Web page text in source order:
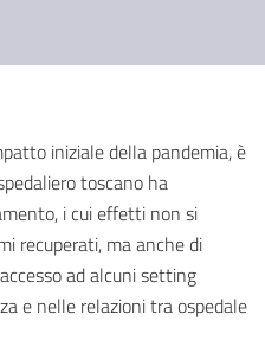
iniziale della pandemia, è
toscano ha
i cui effetti non si
recuperati, ma anche di
ad alcuni setting
e nelle relazioni tra ospedale